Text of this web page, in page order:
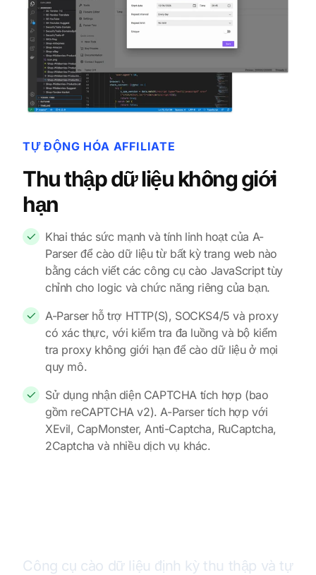
TỰ ĐỘNG HÓA AFFILIATE
Thu thập dữ liệu không giới
hạn
Khai thác sức mạnh và tính linh hoạt của A-
Parser để cào dữ liệu từ bất kỳ trang web nào
bằng cách viết các công cụ cào JavaScript tùy
chỉnh cho logic và chức năng riêng của bạn.
A-Parser hỗ trợ HTTP(S), SOCKS4/5 và proxy
có xác thực, với kiểm tra đa luồng và bộ kiểm
tra proxy không giới hạn để cào dữ liệu ở mọi
quy mô.
Sử dụng nhận diện CAPTCHA tích hợp (bao
gồm reCAPTCHA v2). A-Parser tích hợp với
XEvil, CapMonster, Anti-Captcha, RuCaptcha,
2Captcha và nhiều dịch vụ khác.
Công cụ cào dữ liệu định kỳ thu thập và tự